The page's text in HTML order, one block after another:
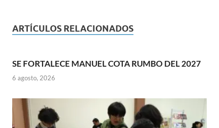
ARTÍCULOS RELACIONADOS
SE FORTALECE MANUEL COTA RUMBO DEL 2027
6 agosto, 2026